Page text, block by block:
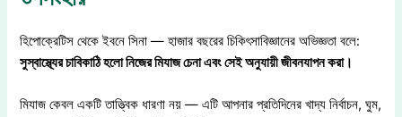
হিপোক্রেটিস থেকে ইবনে সিনা — হাজার বছরের চিকিৎসাবিজ্ঞানের অভিজ্ঞতা বলে:
সুস্বাস্থ্যের চাবিকাঠি হলো নিজের মিযাজ চেনা এবং সেই অনুযায়ী জীবনযাপন করা।
মিযাজ কেবল একটি তাত্ত্বিক ধারণা নয় — এটি আপনার প্রতিদিনের খাদ্য নির্বাচন, ঘুম,